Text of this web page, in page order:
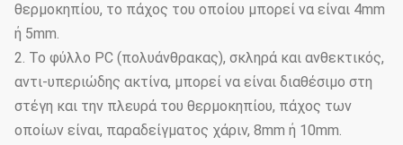
θερμοκηπίου, το πάχος του οποίου μπορεί να είναι 4mm
ή 5mm.
2. Το φύλλο PC (πολυάνθρακας), σκληρά και ανθεκτικός,
αντι-υπεριώδης ακτίνα, μπορεί να είναι διαθέσιμο στη
στέγη και την πλευρά του θερμοκηπίου, πάχος των
οποίων είναι, παραδείγματος χάριν, 8mm ή 10mm.